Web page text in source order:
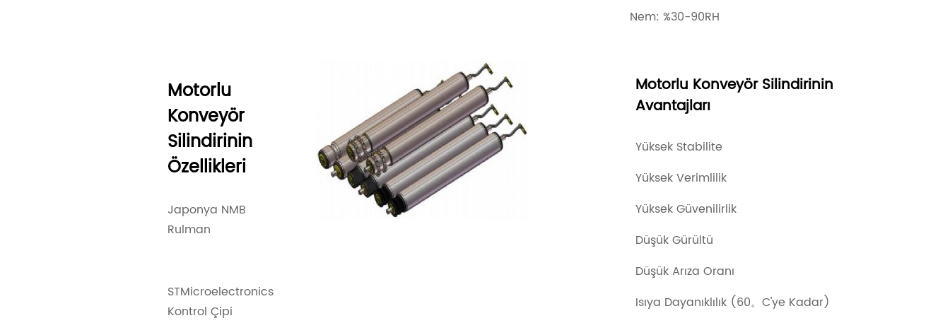
Nem: %30-90RH
Motorlu
Konveyör
Silindirinin
Özellikleri
Japonya NMB
Rulman
STMicroelectronics
Kontrol Çipi
Motorlu Konveyör Silindirinin
Avantajları
Yüksek Stabilite
Yüksek Verimlilik
Yüksek Güvenilirlik
Düşük Gürültü
Düşük Arıza Oranı
Isıya Dayanıklılık (60。C'ye Kadar)